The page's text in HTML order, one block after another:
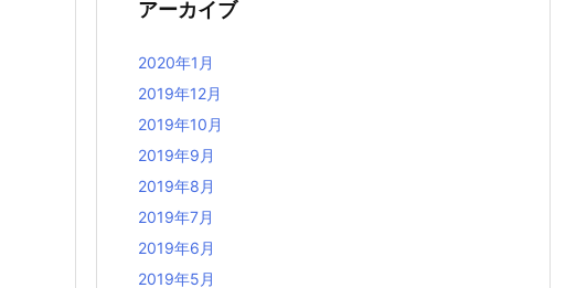
アーカイブ
2020年1月
2019年12月
2019年10月
2019年9月
2019年8月
2019年7月
2019年6月
2019年5月